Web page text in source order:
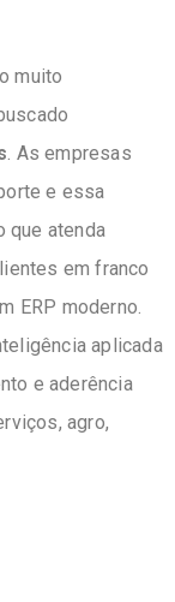
muito
. As empresas
e essa
que atenda
em franco
ERP moderno.
aplicada
e aderência
agro,